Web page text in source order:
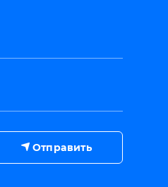
Отправить